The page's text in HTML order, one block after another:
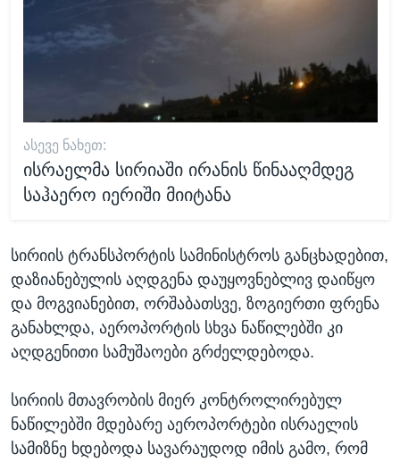
ᲐᲡᲔᲕᲔ ᲜᲐᲮᲔᲗ:
ისრაელმა სირიაში ირანის წინააღმდეგ
საჰაერო იერიში მიიტანა
სირიის ტრანსპორტის სამინისტროს განცხადებით,
დაზიანებულის აღდგენა დაუყოვნებლივ დაიწყო
და მოგვიანებით, ორშაბათსვე, ზოგიერთი ფრენა
განახლდა, აეროპორტის სხვა ნაწილებში კი
აღდგენითი სამუშაოები გრძელდებოდა.
სირიის მთავრობის მიერ კონტროლირებულ
ნაწილებში მდებარე აეროპორტები ისრაელის
სამიზნე ხდებოდა სავარაუდოდ იმის გამო, რომ